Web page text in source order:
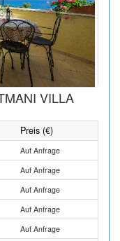
VILLA
Preis (€)
Auf Anfrage
Auf Anfrage
Auf Anfrage
Auf Anfrage
Auf Anfrage